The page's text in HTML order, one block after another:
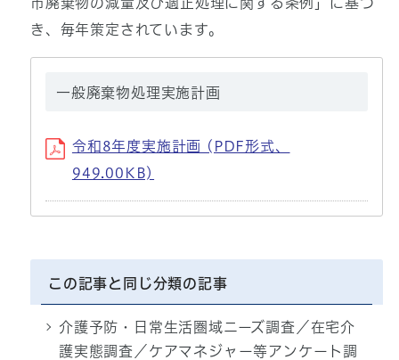
き、毎年策定されています。
一般廃棄物処理実施計画
令和8年度実施計画 (PDF形式、
949.00KB)
この記事と同じ分類の記事
介護予防・日常生活圏域ニーズ調査／在宅介
護実態調査／ケアマネジャー等アンケート調